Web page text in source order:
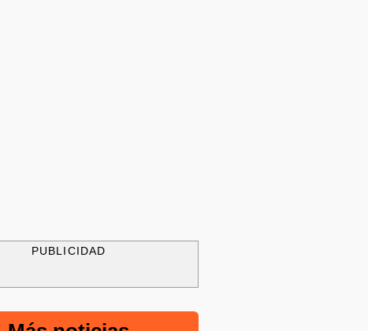
PUBLICIDAD